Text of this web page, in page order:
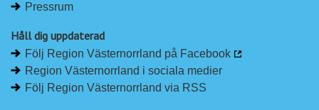
Pressrum
Håll dig uppdaterad
Följ Region Västernorrland på Facebook
Region Västernorrland i sociala medier
Följ Region Västernorrland via RSS